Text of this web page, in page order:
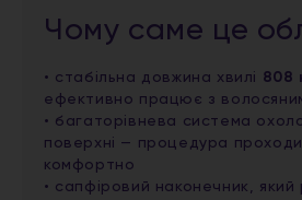
Чому саме це
• стабільна довжина хвилі 808
ефективно працює з
• багаторівнева система
поверхні — процедура
комфортно
• сапфіровий наконечник, який